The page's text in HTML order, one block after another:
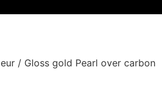
/ Gloss gold Pearl over carbon